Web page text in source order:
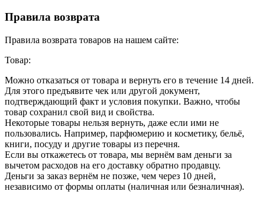
Правила возврата
Правила возврата товаров на нашем сайте:
Товар:
Можно отказаться от товара и вернуть его в течение 14 дней.
Для этого предъявите чек или другой документ,
подтверждающий факт и условия покупки. Важно, чтобы
товар сохранил свой вид и свойства.
Некоторые товары нельзя вернуть, даже если ими не
пользовались. Например, парфюмерию и косметику, бельё,
книги, посуду и другие товары из перечня.
Если вы откажетесь от товара, мы вернём вам деньги за
вычетом расходов на его доставку обратно продавцу.
Деньги за заказ вернём не позже, чем через 10 дней,
независимо от формы оплаты (наличная или безналичная).